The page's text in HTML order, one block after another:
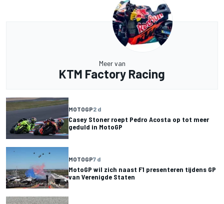
Meer van
KTM Factory Racing
MOTOGP2 d
Casey Stoner roept Pedro Acosta op tot meer
geduld in MotoGP
MOTOGP7 d
MotoGP wil zich naast F1 presenteren tijdens GP
van Verenigde Staten